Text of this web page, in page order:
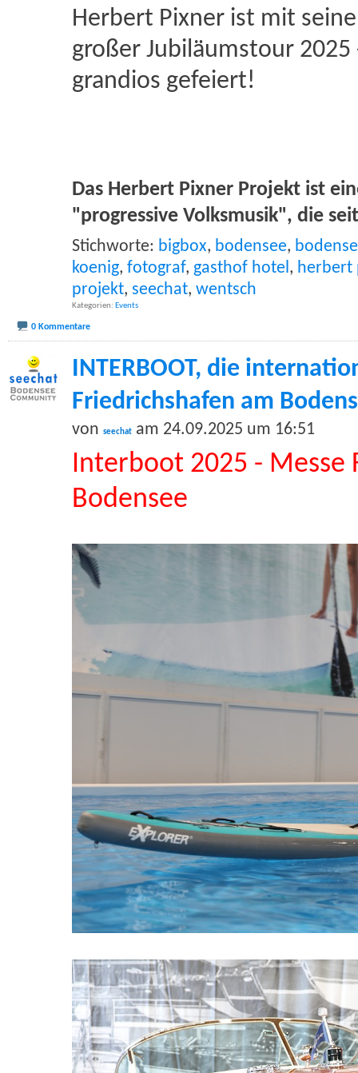
Herbert Pixner ist mit
großer Jubiläumstour
grandios gefeiert!
Das Herbert Pixner Projekt ist
"progressive Volksmusik", die
Stichworte: bigbox, bodensee,
koenig, fotograf, gasthof hotel, herbert
projekt, seechat, wentsch
Kategorien Events
0 Kommentare
INTERBOOT, die
Friedrichshafen am
von seechat am 24.09.2025 um 16:51
Interboot 2025 - Messe
Bodensee